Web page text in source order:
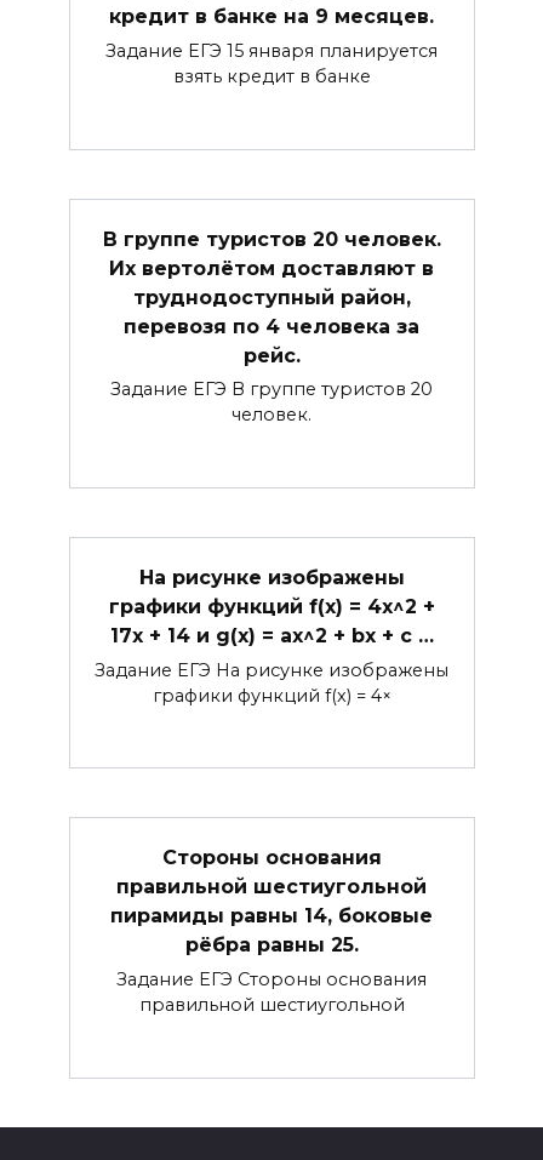
кредит в банке на 9 месяцев.
Задание ЕГЭ 15 января планируется
взять кредит в банке
В группе туристов 20 человек.
Их вертолётом доставляют в
труднодоступный район,
перевозя по 4 человека за
рейс.
Задание ЕГЭ В группе туристов 20
человек.
На рисунке изображены
графики функций f(x) = 4x^2 +
17x + 14 и g(x) = ax^2 + bx + c …
Задание ЕГЭ На рисунке изображены
графики функций f(x) = 4×
Стороны основания
правильной шестиугольной
пирамиды равны 14, боковые
рёбра равны 25.
Задание ЕГЭ Стороны основания
правильной шестиугольной